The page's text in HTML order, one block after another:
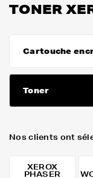
TONER
Cartouche
Toner
Nos clients ont
XEROX
PHASER